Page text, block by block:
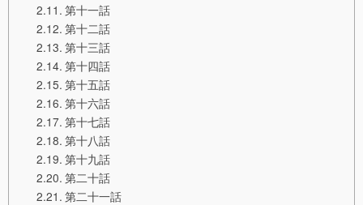
第十一話
第十二話
第十三話
第十四話
第十五話
第十六話
第十七話
第十八話
第十九話
第二十話
第二十一話